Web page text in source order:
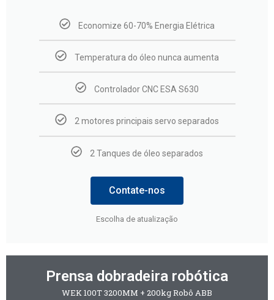
Economize 60-70% Energia Elétrica
Temperatura do óleo nunca aumenta
Controlador CNC ESA S630
2 motores principais servo separados
2 Tanques de óleo separados
Contate-nos
Escolha de atualização
Prensa dobradeira robótica
WEK 100T 3200MM + 200kg Robô ABB